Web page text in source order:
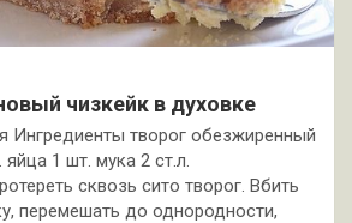
чизкейк в духовке
Ингредиенты творог обезжиренный
1 шт. мука 2 ст.л.
сквозь сито творог. Вбить
перемешать до однородности,